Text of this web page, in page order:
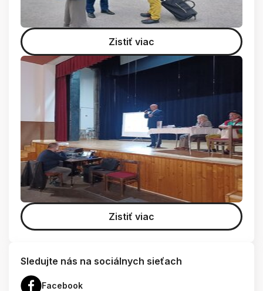
Zistiť viac
Zistiť viac
Sledujte nás na sociálnych sieťach
Facebook